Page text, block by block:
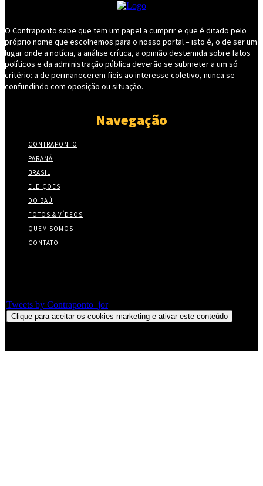
O Contraponto sabe que tem um papel a cumprir e que é ditado pelo
próprio nome que escolhemos para o nosso portal – isto é, o de ser um
lugar onde a notícia, a análise crítica, a opinião destemida sobre fatos
políticos e da administração pública deverão se submeter a um só
critério: a de permanecerem fieis ao interesse coletivo, nunca se
confundindo com oposição ou situação.
Navegação
CONTRAPONTO
PARANÁ
BRASIL
ELEIÇÕES
DO BAÚ
FOTOS & VÍDEOS
QUEM SOMOS
CONTATO
Tweets by Contraponto_jor
Clique para aceitar os cookies marketing e ativar este conteúdo